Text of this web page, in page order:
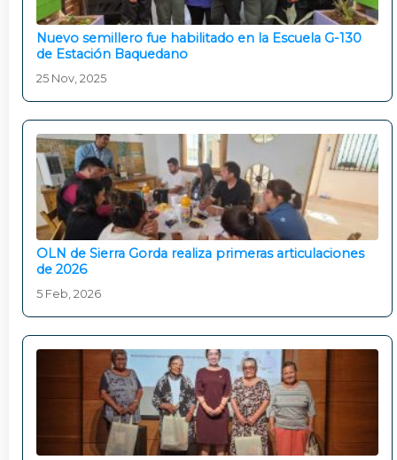
Nuevo semillero fue habilitado en la Escuela G-130
de Estación Baquedano
25 Nov, 2025
OLN de Sierra Gorda realiza primeras articulaciones
de 2026
5 Feb, 2026